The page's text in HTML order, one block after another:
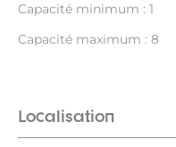
Capacité minimum : 1
Capacité maximum : 8
Localisation